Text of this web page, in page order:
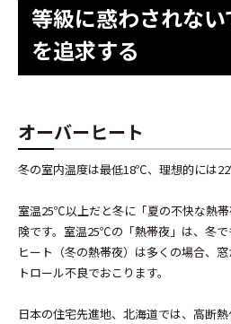
等級に惑わされな
を追求する
オーバーヒート
冬の室内温度は最低18℃、理想的には
室温25℃以上だと冬に「夏の不快な熱
険です。室温25℃の「熱帯夜」は、冬
ヒート（冬の熱帯夜）は多くの場合、
トロール不良でおこります。
日本の住宅先進地、北海道では、高断